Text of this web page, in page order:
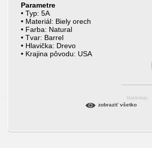
Parametre
• Typ: 5A
• Materiál: Biely orech
• Farba: Natural
• Tvar: Barrel
• Hlavička: Drevo
• Krajina pôvodu: USA
Nasleduje:
zobraziť všetko